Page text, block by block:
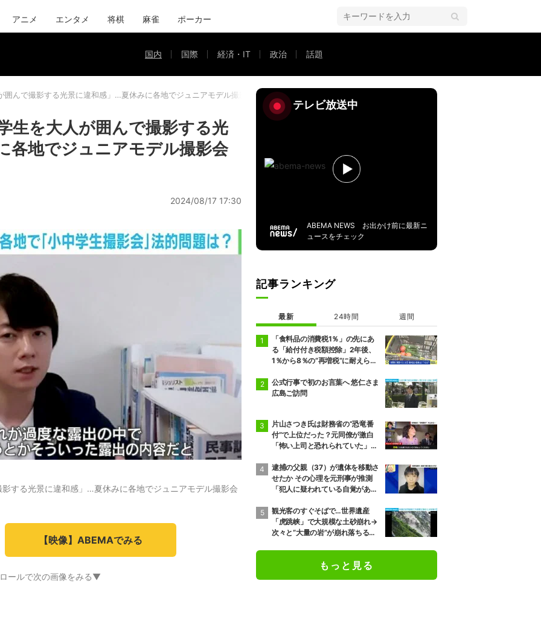
アニメ エンタメ 将棋 麻雀 ポーカー
国内 国際 経済・IT 政治 話題
囲んで撮影する光景に違和感」…夏休みに各地でジュニアモデル撮影会 法的にOK？
生を大人が囲んで撮影する光
各地でジュニアモデル撮影会
2024/08/17 17:30
する光景に違和感」…夏休みに各地でジュニアモデル撮影会
【映像】ABEMAでみる
ールで次の画像をみる▼
テレビ放送中
ABEMA NEWS お出かけ前に最新ニ
ュースをチェック
記事ランキング
最新 24時間 週間
「食料品の消費税1％」の先にあ
る「給付付き税額控除」2年後、
1％から8％の“再増税”に耐えられ
形で中低所得層をカバーする」
公式行事で初のお言葉へ 悠仁さま
広島ご訪問
片山さつき氏は財務省の“恐竜番
付”で上位だった？元同僚が激白
「怖い上司と恐れられていた」
逮捕の父親（37）が遺体を移動さ
せたか その心理を元刑事が推測
「犯人に疑われている自覚があっ
観光客のすぐそばで…世界遺産
「虎跳峡」で大規模な土砂崩れ→
次々と“大量の岩”が崩れ落ちる瞬
もっと見る